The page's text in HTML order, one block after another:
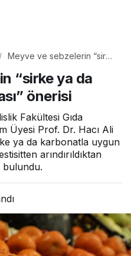
Meyve ve sebzelerin “sirke
yıkanması” önerisi
“sirke ya da
önerisi
Fakültesi Gıda
Üyesi Prof. Dr. Hacı Ali
ya da karbonatla uygun
arındırıldıktan
bulundu.